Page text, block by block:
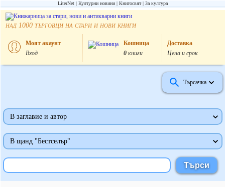
LiterNet Културни новини Книгосвят За култура
над 1000 търговци на стари и нови книги
Моят акаунт
Вход
Кошница
0книги
Доставка
Цена и срок
Търсачка
В заглавие и автор
В щанд "Бестселър"